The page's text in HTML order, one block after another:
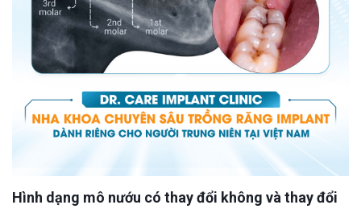
Hình dạng mô nướu có thay đổi không và thay đổi